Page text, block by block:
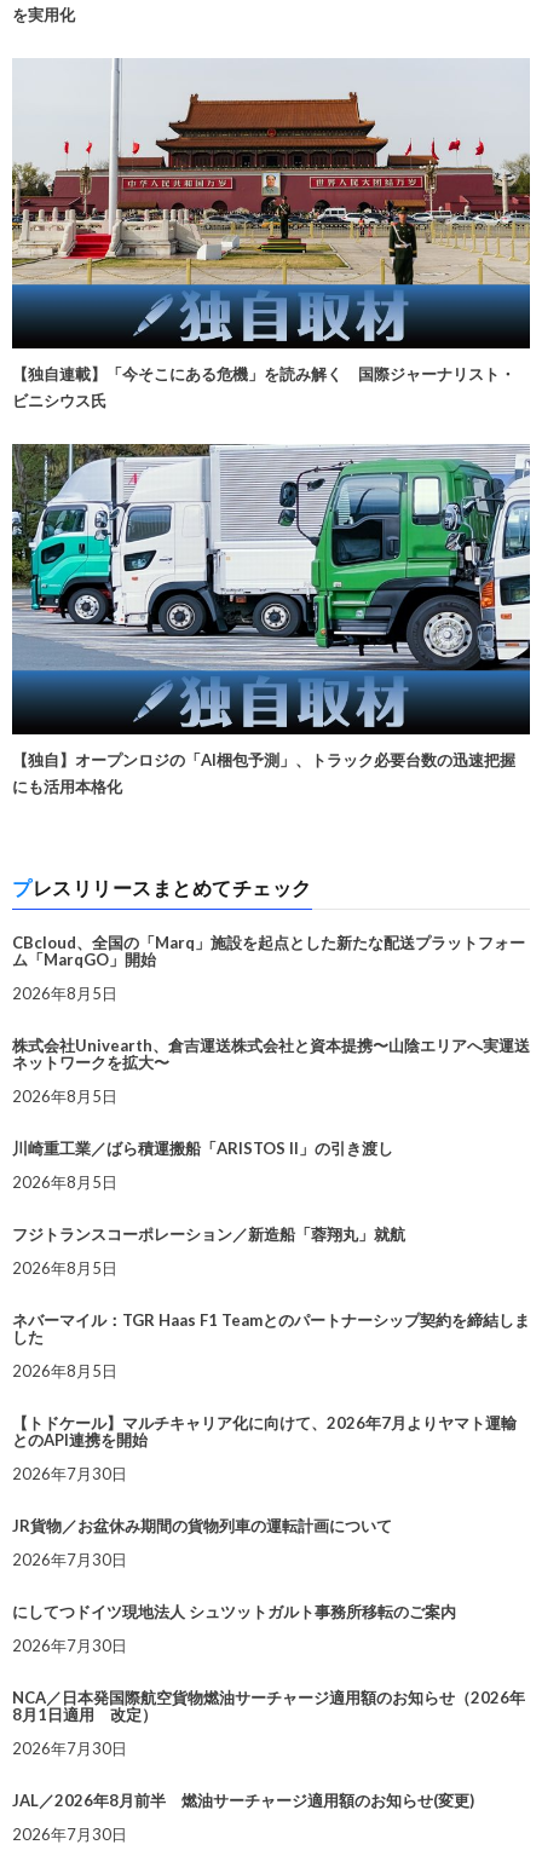
を実用化
【独自連載】「今そこにある危機」を読み解く 国際ジャーナリスト・
ビニシウス氏
【独自】オープンロジの「AI梱包予測」、トラック必要台数の迅速把握
にも活用本格化
プレスリリースまとめてチェック
CBcloud、全国の「Marq」施設を起点とした新たな配送プラットフォー
ム「MarqGO」開始
2026年8月5日
株式会社Univearth、倉吉運送株式会社と資本提携〜山陰エリアへ実運送
ネットワークを拡大〜
2026年8月5日
川崎重工業／ばら積運搬船「ARISTOS II」の引き渡し
2026年8月5日
フジトランスコーポレーション／新造船「蓉翔丸」就航
2026年8月5日
ネバーマイル：TGR Haas F1 Teamとのパートナーシップ契約を締結しま
した
2026年8月5日
【トドケール】マルチキャリア化に向けて、2026年7月よりヤマト運輸
とのAPI連携を開始
2026年7月30日
JR貨物／お盆休み期間の貨物列車の運転計画について
2026年7月30日
にしてつドイツ現地法人 シュツットガルト事務所移転のご案内
2026年7月30日
NCA／日本発国際航空貨物燃油サーチャージ適用額のお知らせ（2026年
8月1日適用 改定）
2026年7月30日
JAL／2026年8月前半 燃油サーチャージ適用額のお知らせ(変更)
2026年7月30日